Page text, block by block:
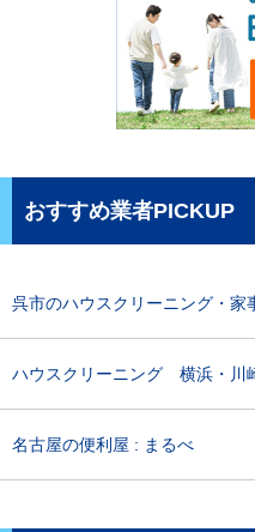
おすすめ業者PICKUP
呉市のハウスクリーニング・家
ハウスクリーニング 横浜・川
名古屋の便利屋 : まるべ